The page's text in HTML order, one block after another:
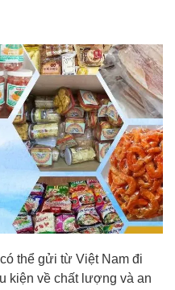
thể gửi từ Việt Nam đi
kiện về chất lượng và an